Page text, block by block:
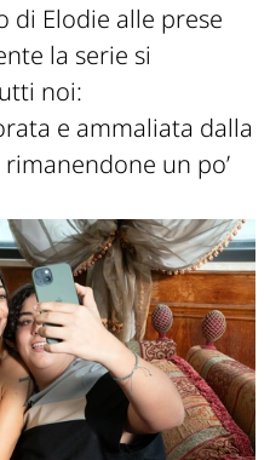
di Elodie alle prese
la serie si
noi:
e ammaliata dalla
un po’